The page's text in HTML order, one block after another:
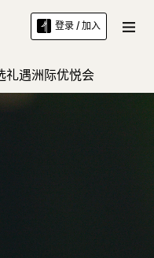
登录 / 加入
礼遇洲际优悦会